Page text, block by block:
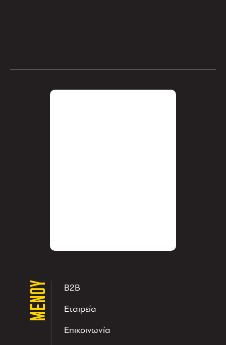
ΜΕΝΟΥ B2B
Εταιρεία
Επικοινωνία